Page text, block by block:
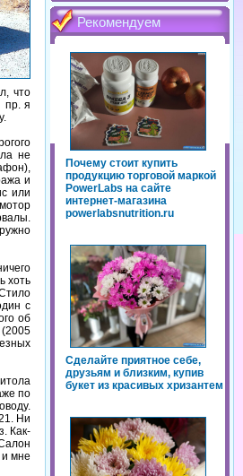
что
пр. я
не
и
или
хоть
с
об
(2005
по
Ни
Как-
и мне
Рекомендуем
Почему стоит купить
продукцию торговой маркой
PowerLabs на сайте
интернет-магазина
powerlabsnutrition.ru
Сделайте приятное себе,
друзьям и близким, купив
букет из красивых хризантем